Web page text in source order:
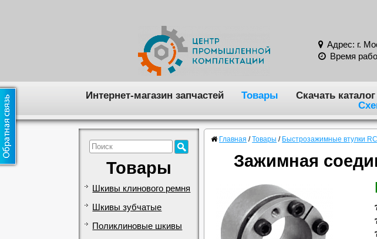
Адрес: г.
Время
Интернет-магазин запчастей Товары Скачать каталог
Товары
Шкивы клинового ремня
Шкивы зубчатые
Поликлиновые шкивы
Главная / Товары / Быстрозажимные втулки
Зажимная